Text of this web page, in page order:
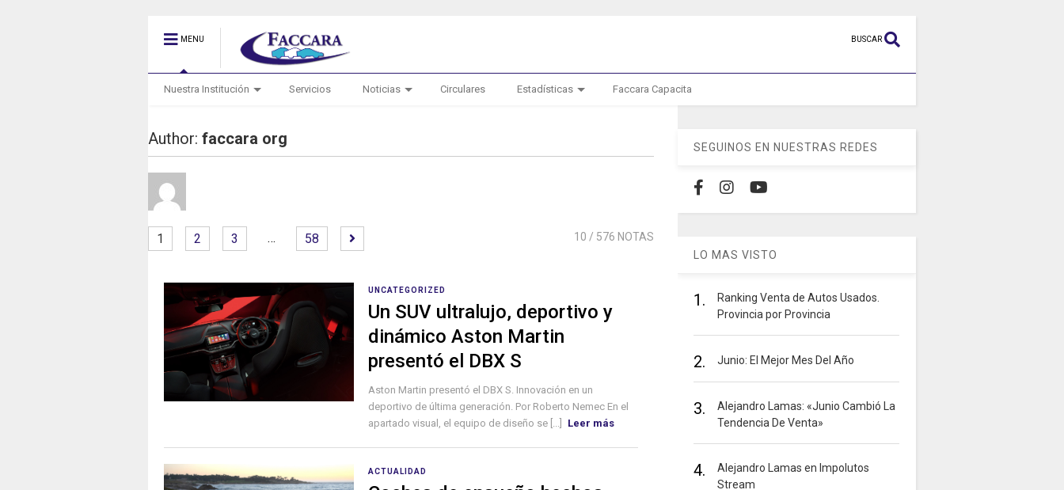
MENU BUSCAR
Nuestra Institución Servicios Noticias Circulares Estadísticas Faccara Capacita
Author: faccara org
1 2 3 … 58 10 / 576 NOTAS
UNCATEGORIZED
Un SUV ultralujo, deportivo y
dinámico Aston Martin
presentó el DBX S
Aston Martin presentó el DBX S. Innovación en un
deportivo de última generación. Por Roberto Nemec En el
apartado visual, el equipo de diseño se [...]
Leer más
ACTUALIDAD
SEGUINOS EN NUESTRAS REDES
LO MAS VISTO
1.
Ranking Venta de Autos Usados.
Provincia por Provincia
2. Junio: El Mejor Mes Del Año
3.
Alejandro Lamas: «Junio Cambió La
Tendencia De Venta»
4.
Alejandro Lamas en Impolutos
Stream